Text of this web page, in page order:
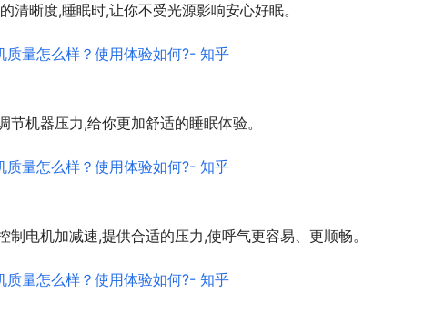
清晰度,睡眠时,让你不受光源影响安心好眠。
机器压力,给你更加舒适的睡眠体验。
电机加减速,提供合适的压力,使呼气更容易、更顺畅。